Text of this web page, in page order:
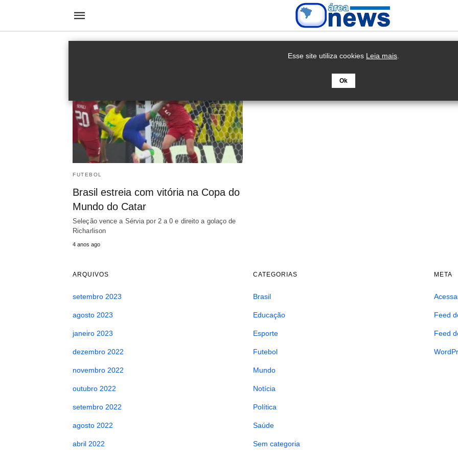
FUTEBOL
Brasil estreia com vitória na Copa do
Mundo do Catar
Seleção vence a Sérvia por 2 a 0 e direito a golaço de
Richarlison
4 anos ago
ARQUIVOS
setembro 2023
agosto 2023
janeiro 2023
dezembro 2022
novembro 2022
outubro 2022
setembro 2022
agosto 2022
abril 2022
CATEGORIAS
Brasil
Educação
Esporte
Futebol
Mundo
Notícia
Política
Saúde
Sem categoria
META
Feed
Feed
Esse site utiliza cookies Leia mais
Ok